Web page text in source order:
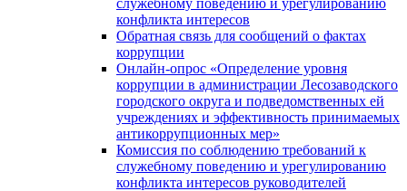
служебному поведению и урегулированию
конфликта интересов
Обратная связь для сообщений о фактах
коррупции
Онлайн-опрос «Определение уровня
коррупции в администрации Лесозаводского
городского округа и подведомственных ей
учреждениях и эффективность принимаемых
антикоррупционных мер»
Комиссия по соблюдению требований к
служебному поведению и урегулированию
конфликта интересов руководителей